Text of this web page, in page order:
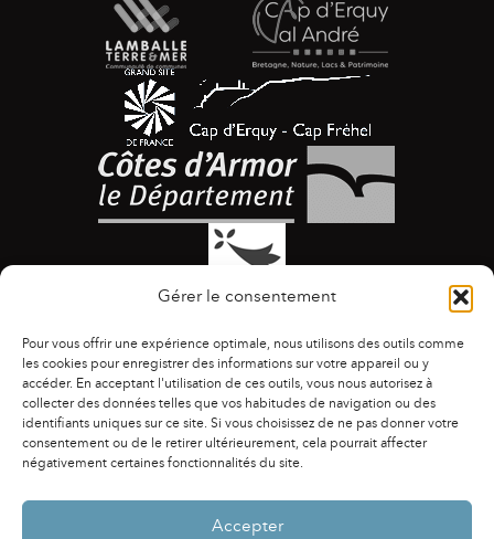
Gérer le consentement
Pour vous offrir une expérience optimale, nous utilisons des outils comme
les cookies pour enregistrer des informations sur votre appareil ou y
accéder. En acceptant l'utilisation de ces outils, vous nous autorisez à
collecter des données telles que vos habitudes de navigation ou des
identifiants uniques sur ce site. Si vous choisissez de ne pas donner votre
consentement ou de le retirer ultérieurement, cela pourrait affecter
négativement certaines fonctionnalités du site.
Accepter
ACCESSIBILITÉ | AGENDA | ASSOCIATIONS
|
CONTACTS
PUBLICATIONS ESPACE PRESSE